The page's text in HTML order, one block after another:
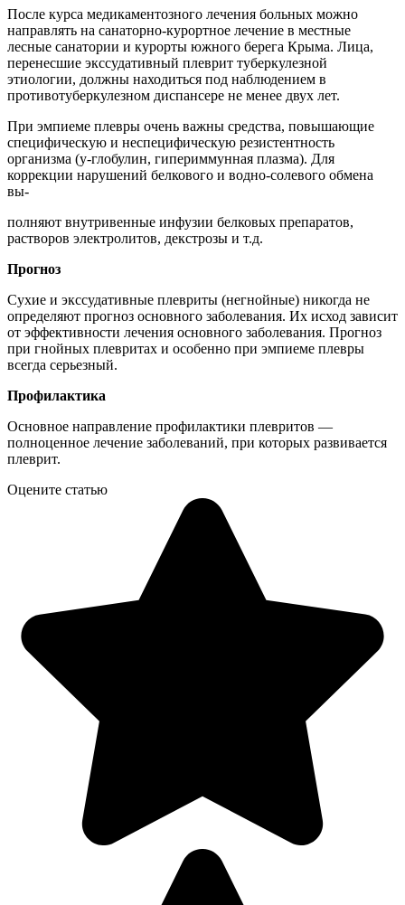
После курса медикаментозного лечения больных можно
направлять на санаторно-курортное лечение в местные
лесные санатории и курорты южного берега Крыма. Лица,
перенесшие экссудативный плеврит туберкулезной
этиологии, должны находиться под наблюдением в
противотуберкулезном диспансере не менее двух лет.
При эмпиеме плевры очень важны средства, повышающие
специфическую и неспецифическую резистентность
организма (у-глобулин, гипериммунная плазма). Для
коррекции нарушений белкового и водно-солевого обмена
вы-
полняют внутривенные инфузии белковых препаратов,
растворов электролитов, декстрозы и т.д.
Прогноз
Сухие и экссудативные плевриты (негнойные) никогда не
определяют прогноз основного заболевания. Их исход зависит
от эффективности лечения основного заболевания. Прогноз
при гнойных плевритах и особенно при эмпиеме плевры
всегда серьезный.
Профилактика
Основное направление профилактики плевритов —
полноценное лечение заболеваний, при которых развивается
плеврит.
Оцените статью